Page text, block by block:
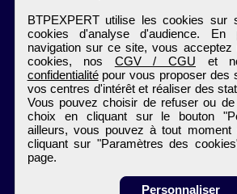
BTPEXPERT utilise les cookies sur
cookies d'analyse d'audience. En
navigation sur ce site, vous acceptez
cookies, nos CGV / CGU et
confidentialitépour vous proposer des
vos centres d'intérêt et réaliser des
Vous pouvez choisir de refuser ou
choix en cliquant sur le bouton
ailleurs, vous pouvez à tout moment
cliquant sur "Paramètres des
page.
Personnaliser